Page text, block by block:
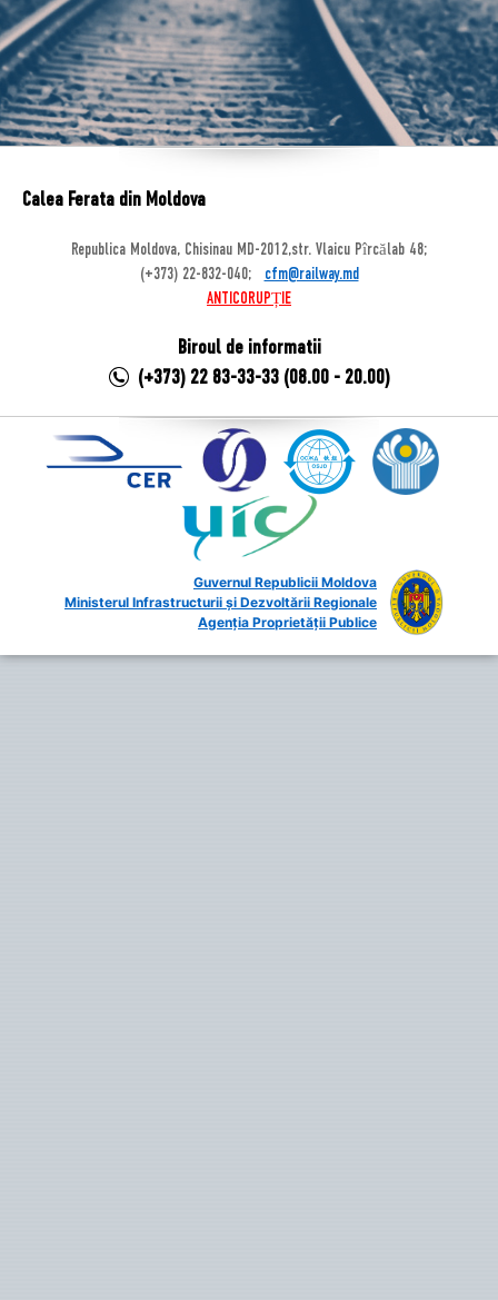
Calea Ferata din Moldova
Republica Moldova, Chisinau MD-2012,str. Vlaicu Pîrcălab 48;
(+373) 22-832-040;
cfm@railway.md
ANTICORUPȚIE
Biroul de informatii
(+373) 22 83-33-33 (08.00 - 20.00)
Guvernul Republicii Moldova
Ministerul Infrastructurii și Dezvoltării Regionale
Agenția Proprietății Publice